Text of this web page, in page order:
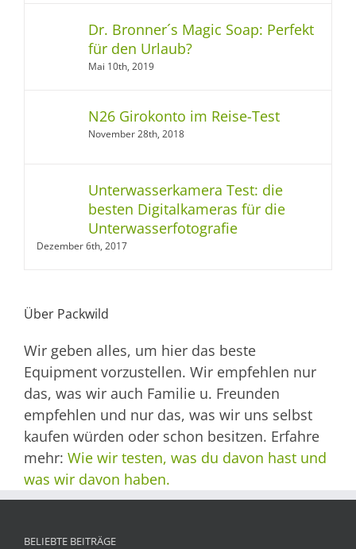
Dr. Bronner´s Magic Soap: Perfekt
für den Urlaub?
Mai 10th, 2019
N26 Girokonto im Reise-Test
November 28th, 2018
Unterwasserkamera Test: die
besten Digitalkameras für die
Unterwasserfotografie
Dezember 6th, 2017
Über Packwild
Wir geben alles, um hier das beste
Equipment vorzustellen. Wir empfehlen nur
das, was wir auch Familie u. Freunden
empfehlen und nur das, was wir uns selbst
kaufen würden oder schon besitzen. Erfahre
mehr: Wie wir testen, was du davon hast und
was wir davon haben.
BELIEBTE BEITRÄGE